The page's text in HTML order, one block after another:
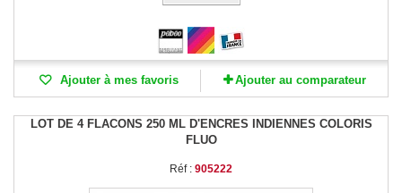
Ajouter à mes favoris Ajouter au comparateur
LOT DE 4 FLACONS 250 ML D'ENCRES INDIENNES COLORIS
FLUO
Réf : 905222